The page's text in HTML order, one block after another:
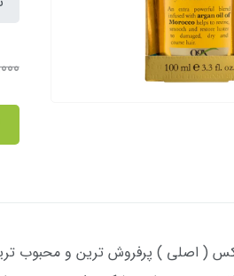
( اصلی ) پرفروش ترین و محبوب